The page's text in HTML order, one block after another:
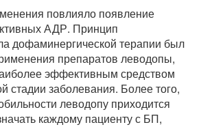
повлияло появление
АДР. Принцип
дофаминергической терапии был
препаратов леводопы,
эффективным средством
стадии заболевания. Более того,
леводопу приходится
каждому пациенту с БП,